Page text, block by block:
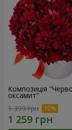
Композиція
оксамит"
1 399 грн